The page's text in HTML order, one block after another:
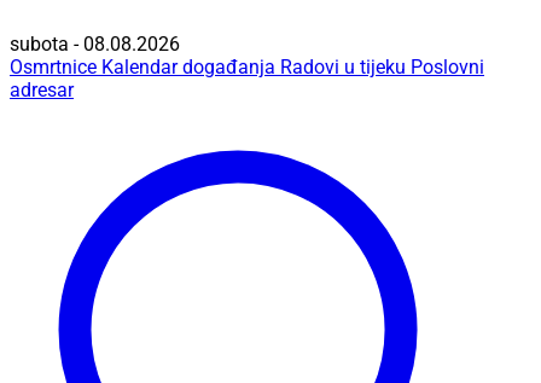
subota - 08.08.2026
Osmrtnice Kalendar događanja Radovi u tijeku Poslovni
adresar